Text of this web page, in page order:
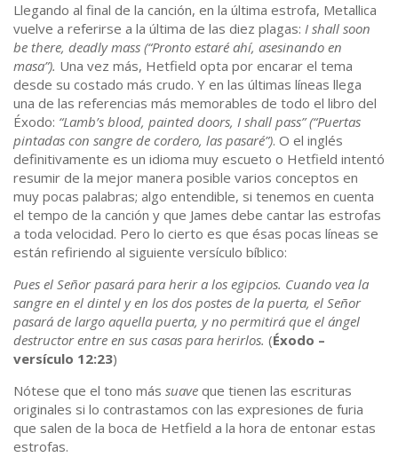
Llegando al final de la canción, en la última estrofa, Metallica
vuelve a referirse a la última de las diez plagas: I shall soon
be there, deadly mass (“Pronto estaré ahí, asesinando en
masa”). Una vez más, Hetfield opta por encarar el tema
desde su costado más crudo. Y en las últimas líneas llega
una de las referencias más memorables de todo el libro del
Éxodo: “Lamb’s blood, painted doors, I shall pass” (“Puertas
pintadas con sangre de cordero, las pasaré”). O el inglés
definitivamente es un idioma muy escueto o Hetfield intentó
resumir de la mejor manera posible varios conceptos en
muy pocas palabras; algo entendible, si tenemos en cuenta
el tempo de la canción y que James debe cantar las estrofas
a toda velocidad. Pero lo cierto es que ésas pocas líneas se
están refiriendo al siguiente versículo bíblico:
Pues el Señor pasará para herir a los egipcios. Cuando vea la
sangre en el dintel y en los dos postes de la puerta, el Señor
pasará de largo aquella puerta, y no permitirá que el ángel
destructor entre en sus casas para herirlos. (Éxodo –
versículo 12:23)
Nótese que el tono más suave que tienen las escrituras
originales si lo contrastamos con las expresiones de furia
que salen de la boca de Hetfield a la hora de entonar estas
estrofas.